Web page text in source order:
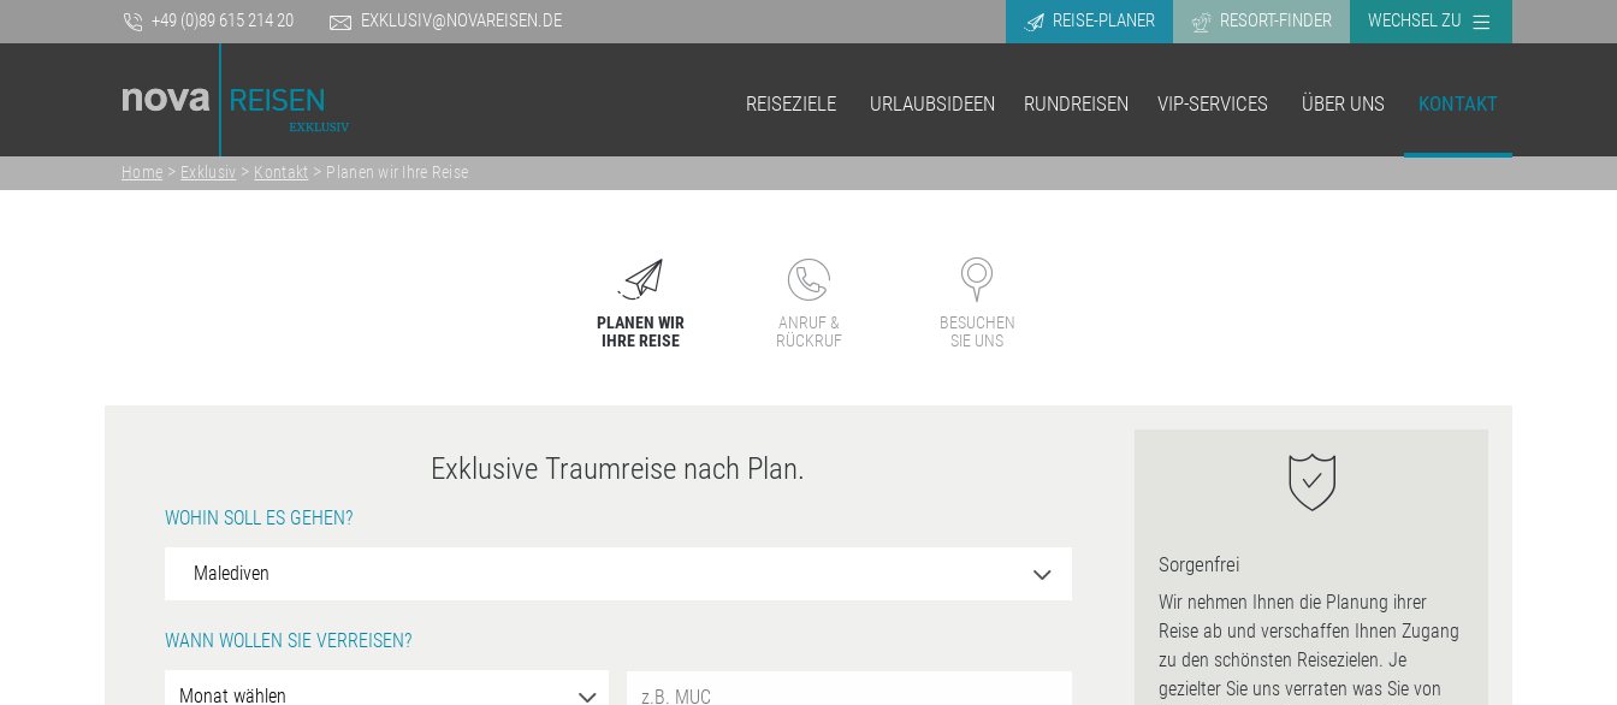
+49 (0)89 615 214 20 EXKLUSIV@NOVAREISEN.DE REISE-PLANER RESORT-FINDER WECHSEL ZU
REISEZIELE URLAUBSIDEEN RUNDREISEN VIP-SERVICES ÜBER UNS KONTAKT
Home > Exklusiv > Kontakt > Planen wir Ihre Reise
PLANEN WIR
IHRE REISE
ANRUF &
RÜCKRUF
BESUCHEN
SIE UNS
Exklusive Traumreise nach Plan.
WOHIN SOLL ES GEHEN?
WANN WOLLEN SIE VERREISEN?
Sorgenfrei
Wir nehmen Ihnen die Planung ihrer
Reise ab und verschaffen Ihnen Zugang
zu den schönsten Reisezielen. Je
gezielter Sie uns verraten was Sie von